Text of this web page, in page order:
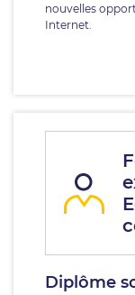
nouvelles
Internet.
Diplôme